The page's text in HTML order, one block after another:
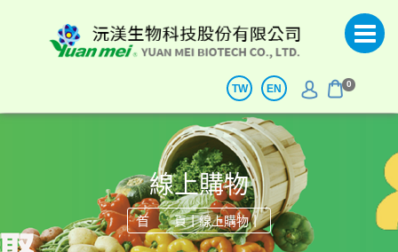
0
TW EN
線上購物
首 頁 | 線上購物 |